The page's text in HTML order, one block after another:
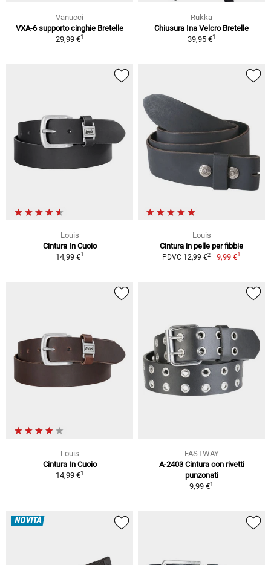
Vanucci
VXA-6 supporto cinghie Bretelle
29,99 €1
Rukka
Chiusura Ina Velcro Bretelle
39,95 €1
Louis
Cintura In Cuoio
14,99 €1
Louis
Cintura in pelle per fibbie
PDVC 12,99 €2 9,99 €1
Louis
Cintura In Cuoio
14,99 €1
FASTWAY
A-2403 Cintura con rivetti
punzonati
9,99 €1
NOVITÀ